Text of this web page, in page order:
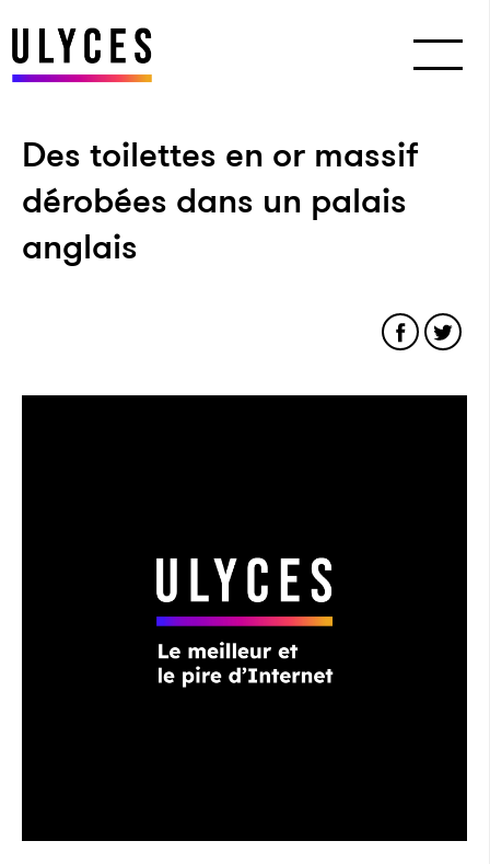
Des toilettes en or massif
dérobées dans un palais
anglais